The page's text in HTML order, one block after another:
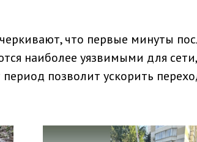
что первые минуты
наиболее уязвимыми для
позволит ускорить